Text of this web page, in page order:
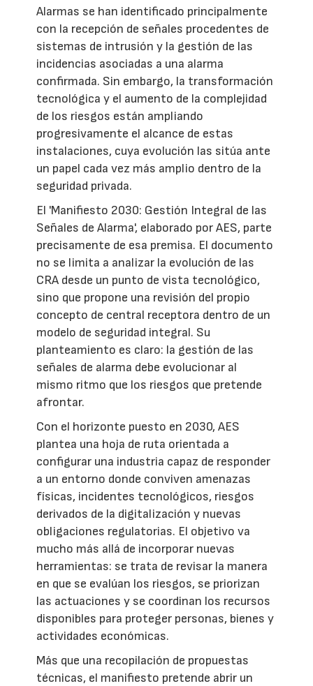
Alarmas se han identificado principalmente
con la recepción de señales procedentes de
sistemas de intrusión y la gestión de las
incidencias asociadas a una alarma
confirmada. Sin embargo, la transformación
tecnológica y el aumento de la complejidad
de los riesgos están ampliando
progresivamente el alcance de estas
instalaciones, cuya evolución las sitúa ante
un papel cada vez más amplio dentro de la
seguridad privada.
El 'Manifiesto 2030: Gestión Integral de las
Señales de Alarma', elaborado por AES, parte
precisamente de esa premisa. El documento
no se limita a analizar la evolución de las
CRA desde un punto de vista tecnológico,
sino que propone una revisión del propio
concepto de central receptora dentro de un
modelo de seguridad integral. Su
planteamiento es claro: la gestión de las
señales de alarma debe evolucionar al
mismo ritmo que los riesgos que pretende
afrontar.
Con el horizonte puesto en 2030, AES
plantea una hoja de ruta orientada a
configurar una industria capaz de responder
a un entorno donde conviven amenazas
físicas, incidentes tecnológicos, riesgos
derivados de la digitalización y nuevas
obligaciones regulatorias. El objetivo va
mucho más allá de incorporar nuevas
herramientas: se trata de revisar la manera
en que se evalúan los riesgos, se priorizan
las actuaciones y se coordinan los recursos
disponibles para proteger personas, bienes y
actividades económicas.
Más que una recopilación de propuestas
técnicas, el manifiesto pretende abrir un